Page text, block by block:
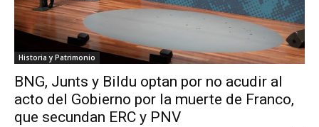
Historia y Patrimonio
BNG, Junts y Bildu optan por no acudir al
acto del Gobierno por la muerte de Franco,
que secundan ERC y PNV